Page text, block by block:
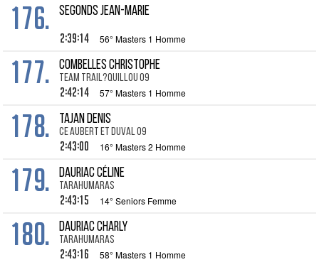
176. SEGONDS Jean-Marie
2:39:14 56° Masters 1 Homme
177. COMBELLES Christophe
Team trail?quillou 09
2:42:14 57° Masters 1 Homme
178. TAJAN Denis
CE Aubert et Duval 09
2:43:00 16° Masters 2 Homme
179. DAURIAC Céline
TARAHUMARAS
2:43:15 14° Seniors Femme
180. DAURIAC Charly
TARAHUMARAS
2:43:16 58° Masters 1 Homme